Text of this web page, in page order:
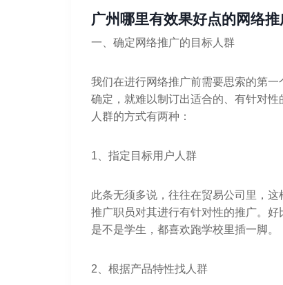
广州哪里有效果好点的网络推
一、确定网络推广的目标人群
我们在进行网络推广前需要思索的第
确定，就难以制订出适合的、有针对
人群的方式有两种：
1、指定目标用户人群
此条无须多说，往往在贸易公司里，
推广职员对其进行有针对性的推广。
是不是学生，都喜欢跑学校里插一脚。
2、根据产品特性找人群